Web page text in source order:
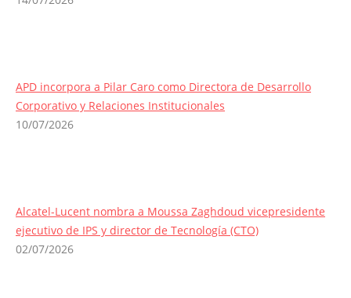
APD incorpora a Pilar Caro como Directora de Desarrollo
Corporativo y Relaciones Institucionales
10/07/2026
Alcatel-Lucent nombra a Moussa Zaghdoud vicepresidente
ejecutivo de IPS y director de Tecnología (CTO)
02/07/2026